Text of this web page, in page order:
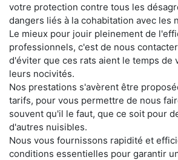
votre protection contre tous les
dangers liés à la cohabitation avec les
Le mieux pour jouir pleinement de
professionnels, c'est de nous
d'éviter que ces rats aient le temps de
leurs nocivités.
Nos prestations s'avèrent être
tarifs, pour vous permettre de nous
souvent qu'il le faut, que ce soit pour
d'autres nuisibles.
Nous vous fournissons rapidité et
conditions essentielles pour garantir